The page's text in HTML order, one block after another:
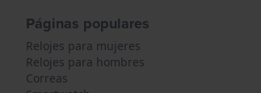
Páginas populares
Relojes para mujeres
Relojes para hombres
Correas